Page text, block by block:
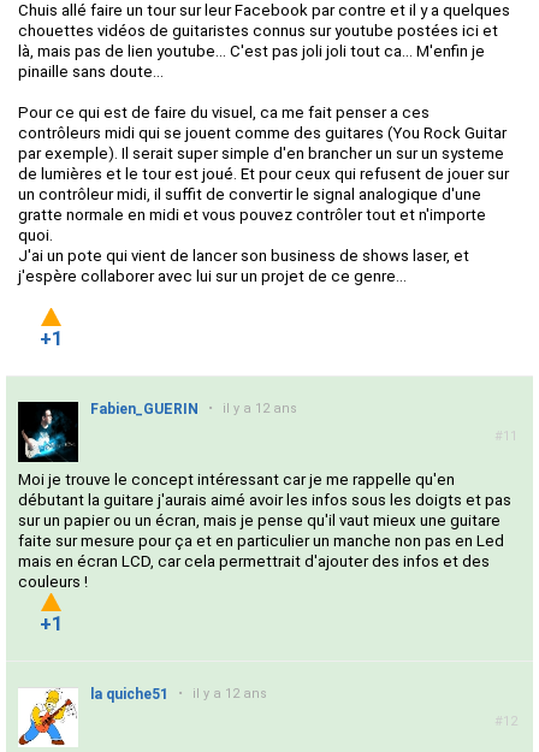
Chuis allé faire un tour sur leur Facebook par contre et il y a quelques
chouettes vidéos de guitaristes connus sur youtube postées ici et
là, mais pas de lien youtube... C'est pas joli joli tout ca... M'enfin je
pinaille sans doute...
Pour ce qui est de faire du visuel, ca me fait penser a ces
contrôleurs midi qui se jouent comme des guitares (You Rock Guitar
par exemple). Il serait super simple d'en brancher un sur un systeme
de lumières et le tour est joué. Et pour ceux qui refusent de jouer sur
un contrôleur midi, il suffit de convertir le signal analogique d'une
gratte normale en midi et vous pouvez contrôler tout et n'importe
quoi.
J'ai un pote qui vient de lancer son business de shows laser, et
j'espère collaborer avec lui sur un projet de ce genre...
+1
#11
Fabien_GUERIN • il y a 12 ans
Moi je trouve le concept intéressant car je me rappelle qu'en
débutant la guitare j'aurais aimé avoir les infos sous les doigts et pas
sur un papier ou un écran, mais je pense qu'il vaut mieux une guitare
faite sur mesure pour ça et en particulier un manche non pas en Led
mais en écran LCD, car cela permettrait d'ajouter des infos et des
couleurs !
+1
#12
la quiche51 • il y a 12 ans